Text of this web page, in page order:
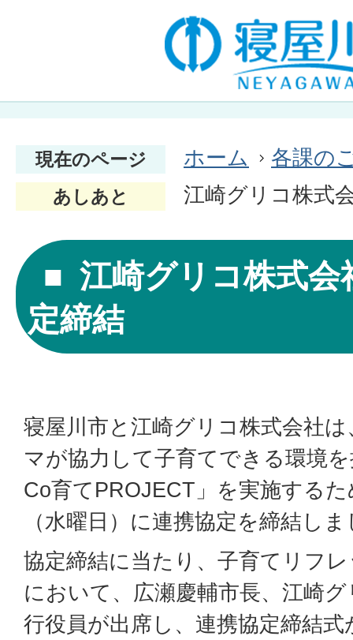
現在のページ ホーム 各課の
あしあと 江崎グリコ株式
江崎グリコ株式会
定締結
寝屋川市と江崎グリコ株式会社
マが協力して子育てできる環境
Co育てPROJECT」を実施する
（水曜日）に連携協定を締結し
協定締結に当たり、子育てリフ
において、広瀬慶輔市長、江崎
行役員が出席し、連携協定締結